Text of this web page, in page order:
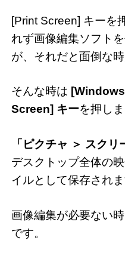
[Print Screen] キーを
れず画像編集ソフト
が、それだと面倒な時
そんな時は
Screen] キーを押しま
「ピクチャ ＞ スク
デスクトップ全体の
イルとして保存されま
画像編集が必要ない
です。